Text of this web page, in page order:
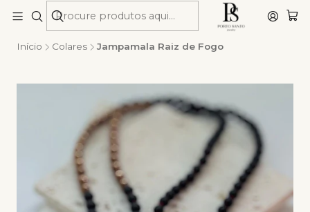
Início Colares Jampamala Raiz de Fogo